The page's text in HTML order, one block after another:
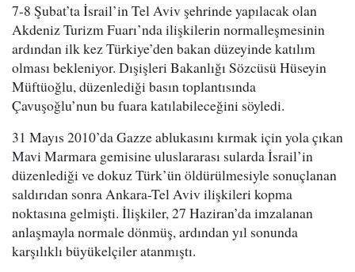
7-8 Şubat’ta İsrail’in Tel Aviv şehrinde yapılacak olan
Akdeniz Turizm Fuarı’nda ilişkilerin normalleşmesinin
ardından ilk kez Türkiye’den bakan düzeyinde katılım
olması bekleniyor. Dışişleri Bakanlığı Sözcüsü Hüseyin
Müftüoğlu, düzenlediği basın toplantısında
Çavuşoğlu’nun bu fuara katılabileceğini söyledi.
31 Mayıs 2010’da Gazze ablukasını kırmak için yola çıkan
Mavi Marmara gemisine uluslararası sularda İsrail’in
düzenlediği ve dokuz Türk’ün öldürülmesiyle sonuçlanan
saldırıdan sonra Ankara-Tel Aviv ilişkileri kopma
noktasına gelmişti. İlişkiler, 27 Haziran’da imzalanan
anlaşmayla normale dönmüş, ardından yıl sonunda
karşılıklı büyükelçiler atanmıştı.